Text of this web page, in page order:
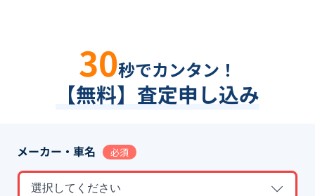
30秒でカンタン！
【無料】査定申し込み
メーカー・車名 必須
選択してください